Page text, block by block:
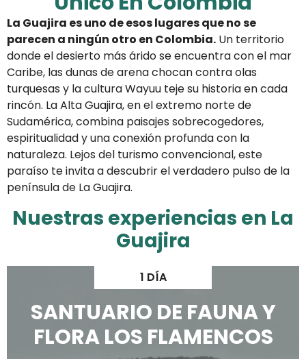
La Guajira es uno de esos lugares que no se
parecen a ningún otro en Colombia. Un territorio
donde el desierto más árido se encuentra con el mar
Caribe, las dunas de arena chocan contra olas
turquesas y la cultura Wayuu teje su historia en cada
rincón. La Alta Guajira, en el extremo norte de
Sudamérica, combina paisajes sobrecogedores,
espiritualidad y una conexión profunda con la
naturaleza. Lejos del turismo convencional, este
paraíso te invita a descubrir el verdadero pulso de la
península de La Guajira.
Nuestras experiencias en La
Guajira
1 DÍA
SANTUARIO DE FAUNA Y
FLORA LOS FLAMENCOS